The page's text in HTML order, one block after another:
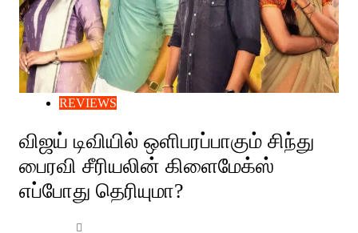
REVIEWS
விஜய் டிவியில் ஒளிபரப்பாகும் சிந்து
பைரவி சீரியலின் கிளைமேக்ஸ்
எப்போது தெரியுமா?